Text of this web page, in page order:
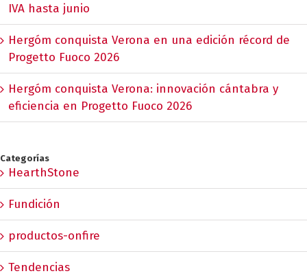
IVA hasta junio
Hergóm conquista Verona en una edición récord de
Progetto Fuoco 2026
Hergóm conquista Verona: innovación cántabra y
eficiencia en Progetto Fuoco 2026
Categorías
HearthStone
Fundición
productos-onfire
Tendencias